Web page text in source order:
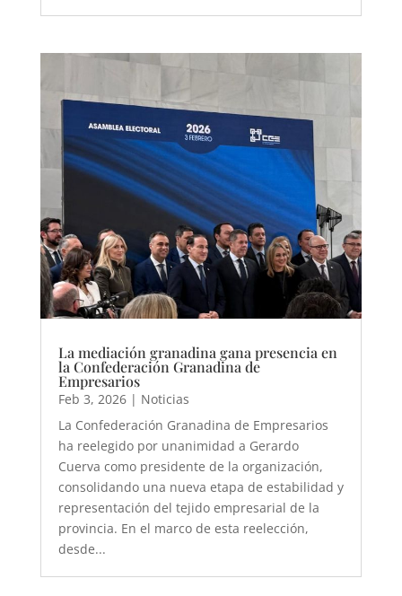
La mediación granadina gana presencia en
la Confederación Granadina de
Empresarios
Feb 3, 2026| Noticias
La Confederación Granadina de Empresarios
ha reelegido por unanimidad a Gerardo
Cuerva como presidente de la organización,
consolidando una nueva etapa de estabilidad y
representación del tejido empresarial de la
provincia. En el marco de esta reelección,
desde...